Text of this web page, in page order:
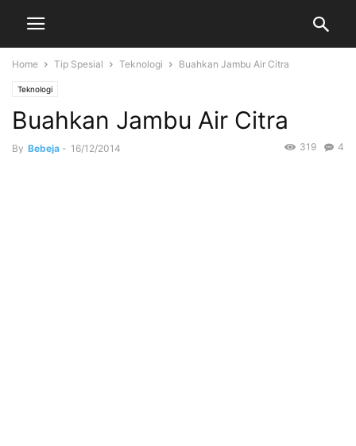
Home Tip Spesial Teknologi Buahkan Jambu Air Citra
Teknologi
Buahkan Jambu Air Citra
By Bebeja - 16/12/2014 4
319